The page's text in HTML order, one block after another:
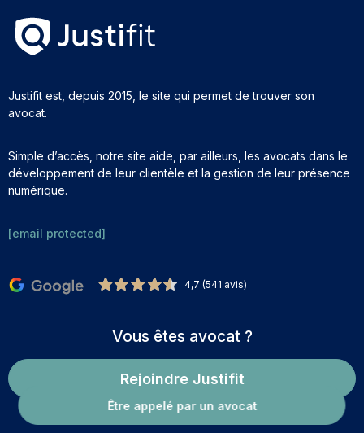
Être appelé par un avocat
Justifit est, depuis 2015, le site qui permet de trouver son
avocat.
Simple d’accès, notre site aide, par ailleurs, les avocats dans le
développement de leur clientèle et la gestion de leur présence
numérique.
[email protected]
4,7 (541 avis)
Vous êtes avocat ?
Rejoindre Justifit